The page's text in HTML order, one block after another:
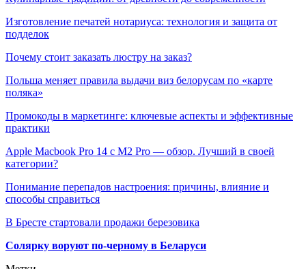
Изготовление печатей нотариуса: технология и защита от
подделок
Почему стоит заказать люстру на заказ?
Польша меняет правила выдачи виз белорусам по «карте
поляка»
Промокоды в маркетинге: ключевые аспекты и эффективные
практики
Apple Macbook Pro 14 с M2 Pro — обзор. Лучший в своей
категории?
Понимание перепадов настроения: причины, влияние и
способы справиться
В Бресте стартовали продажи березовика
Солярку воруют по-черному в Беларуси